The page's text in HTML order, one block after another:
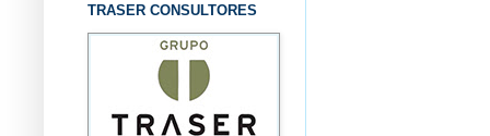
TRASER CONSULTORES